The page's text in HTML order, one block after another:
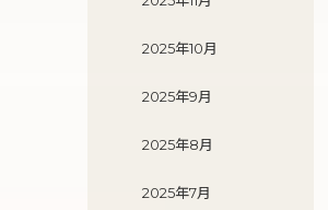
2025年10月
2025年9月
2025年8月
2025年7月